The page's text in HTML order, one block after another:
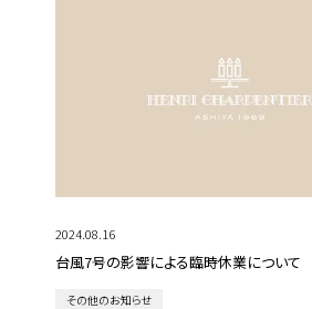
2024.08.16
台風7号の影響による臨時休業について
その他のお知らせ